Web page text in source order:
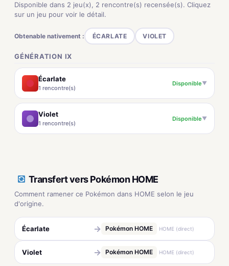
Disponible dans 2 jeu(x), 2 rencontre(s) recensée(s). Cliquez
sur un jeu pour voir le détail.
Obtenable nativement : ÉCARLATE VIOLET
GÉNÉRATION IX
Écarlate
1 rencontre(s)
Disponible▼
Violet
1 rencontre(s)
Disponible▼
Transfert vers Pokémon HOME
Comment ramener ce Pokémon dans HOME selon le jeu
d'origine.
Écarlate → Pokémon HOME HOME (direct)
Violet → Pokémon HOME HOME (direct)